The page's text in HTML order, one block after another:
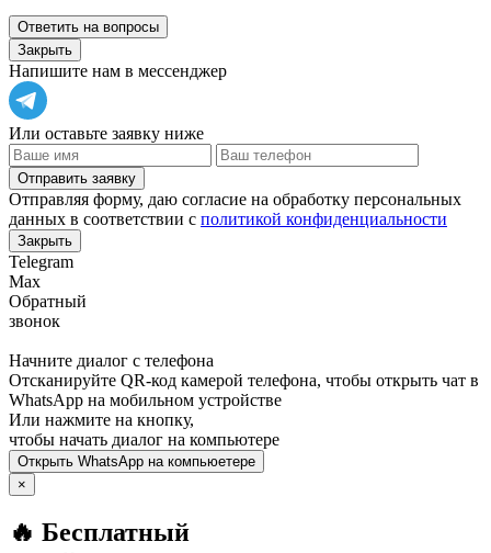
Ответить на вопросы
Закрыть
Напишите нам в мессенджер
Или оставьте заявку ниже
Отправить заявку
Отправляя форму, даю согласие на обработку персональных
данных в соответствии с политикой конфиденциальности
Закрыть
Telegram
Max
Обратный
звонок
Начните диалог с телефона
Отсканируйте QR-код камерой телефона, чтобы открыть чат в
WhatsApp на мобильном устройстве
Или нажмите на кнопку,
чтобы начать диалог на компьютере
Открыть WhatsApp на компьюетере
×
🔥 Бесплатный